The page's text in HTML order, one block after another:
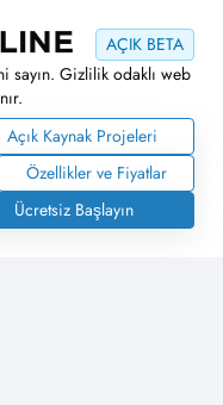
AÇIK BETA
sayın. Gizlilik odaklı web
Açık Kaynak Projeleri
Özellikler ve Fiyatlar
Ücretsiz Başlayın